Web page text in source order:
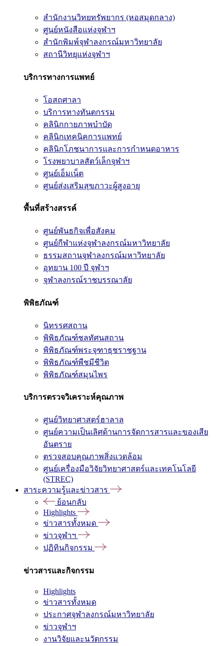
สำนักงานวิทยทรัพยากร (หอสมุดกลาง)
ศูนย์หนังสือแห่งจุฬาฯ
สำนักพิมพ์จุฬาลงกรณ์มหาวิทยาลัย
สถานีวิทยุแห่งจุฬาฯ
บริการทางการแพทย์
โอสถศาลา
บริการทางทันตกรรม
คลินิกกายภาพบำบัด
คลินิกเทคนิคการแพทย์
คลินิกโภชนาการและการกำหนดอาหาร
โรงพยาบาลสัตว์เล็กจุฬาฯ
ศูนย์เอ็มเน็ต
ศูนย์ส่งเสริมสุขภาวะผู้สูงอายุ
พื้นที่สร้างสรรค์
ศูนย์พันธกิจเพื่อสังคม
ศูนย์กีฬาแห่งจุฬาลงกรณ์มหาวิทยาลัย
ธรรมสถานจุฬาลงกรณ์มหาวิทยาลัย
อุทยาน 100 ปี จุฬาฯ
จุฬาลงกรณ์ราชบรรณาลัย
พิพิธภัณฑ์
นิทรรศสถาน
พิพิธภัณฑ์ชลทัศนสถาน
พิพิธภัณฑ์พระจุฑาธุชราชฐาน
พิพิธภัณฑ์พืชมีชีวิต
พิพิธภัณฑ์สมุนไพร
บริการตรวจวิเคราะห์คุณภาพ
ศูนย์วิทยาศาสตร์ฮาลาล
ศูนย์ความเป็นเลิศด้านการจัดการสารและของเสีย
อันตราย
ตรวจสอบคุณภาพสิ่งแวดล้อม
ศูนย์เครื่องมือวิจัยวิทยาศาสตร์และเทคโนโลยี
(STREC)
สาระความรู้และข่าวสาร
ย้อนกลับ
Highlights
ข่าวสารทั้งหมด
ข่าวจุฬาฯ
ปฏิทินกิจกรรม
ข่าวสารและกิจกรรม
Highlights
ข่าวสารทั้งหมด
ประกาศจุฬาลงกรณ์มหาวิทยาลัย
ข่าวจุฬาฯ
งานวิจัยและนวัตกรรม